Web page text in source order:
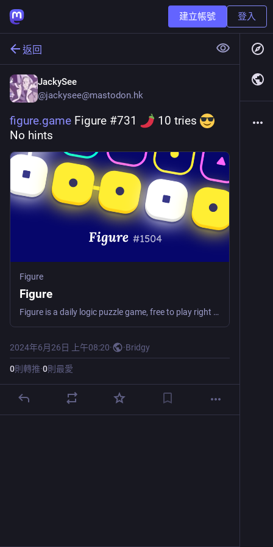
建立帳號 登入
返回
JackySee
@jackysee@mastodon.hk
figure.game Figure #731
10 tries
No hints
Figure
Figure
Figure is a daily logic puzzle game, free to play right in your browser. Clear all the tiles before running out of moves!
2024年6月26日 上午08:20· ·Bridgy
0則轉推·0則最愛